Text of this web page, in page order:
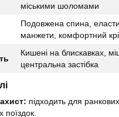
міськими шоломами
Подовжена спина,
манжети, комфортний
Кишені на блискавках,
центральна застібка
підходить для ранкових
поїздок.